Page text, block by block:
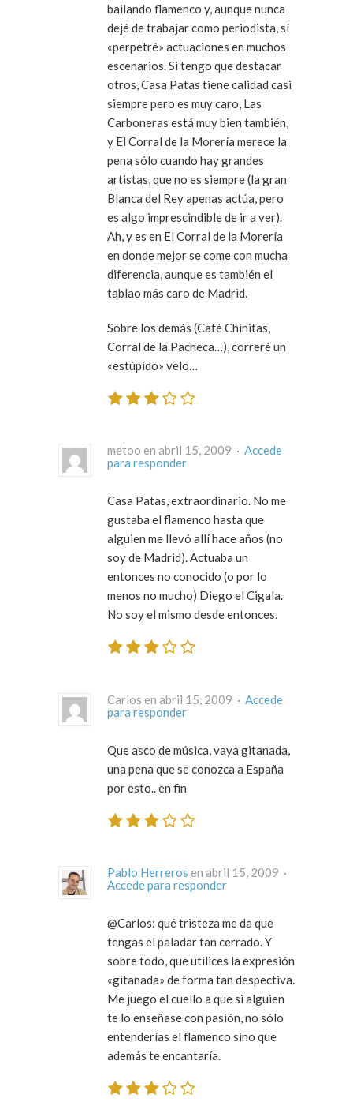
bailando flamenco y, aunque nunca
dejé de trabajar como periodista, sí
«perpetré» actuaciones en muchos
escenarios. Si tengo que destacar
otros, Casa Patas tiene calidad casi
siempre pero es muy caro, Las
Carboneras está muy bien también,
y El Corral de la Morería merece la
pena sólo cuando hay grandes
artistas, que no es siempre (la gran
Blanca del Rey apenas actúa, pero
es algo imprescindible de ir a ver).
Ah, y es en El Corral de la Morería
en donde mejor se come con mucha
diferencia, aunque es también el
tablao más caro de Madrid.
Sobre los demás (Café Chinitas,
Corral de la Pacheca…), correré un
«estúpido» velo…
metoo en abril 15, 2009 · Accede
para responder
Casa Patas, extraordinario. No me
gustaba el flamenco hasta que
alguien me llevó allí hace años (no
soy de Madrid). Actuaba un
entonces no conocido (o por lo
menos no mucho) Diego el Cigala.
No soy el mismo desde entonces.
Carlos en abril 15, 2009 · Accede
para responder
Que asco de música, vaya gitanada,
una pena que se conozca a España
por esto.. en fin
Pablo Herreros
en abril 15, 2009 ·
Accede para responder
@Carlos: qué tristeza me da que
tengas el paladar tan cerrado. Y
sobre todo, que utilices la expresión
«gitanada» de forma tan despectiva.
Me juego el cuello a que si alguien
te lo enseñase con pasión, no sólo
entenderías el flamenco sino que
además te encantaría.